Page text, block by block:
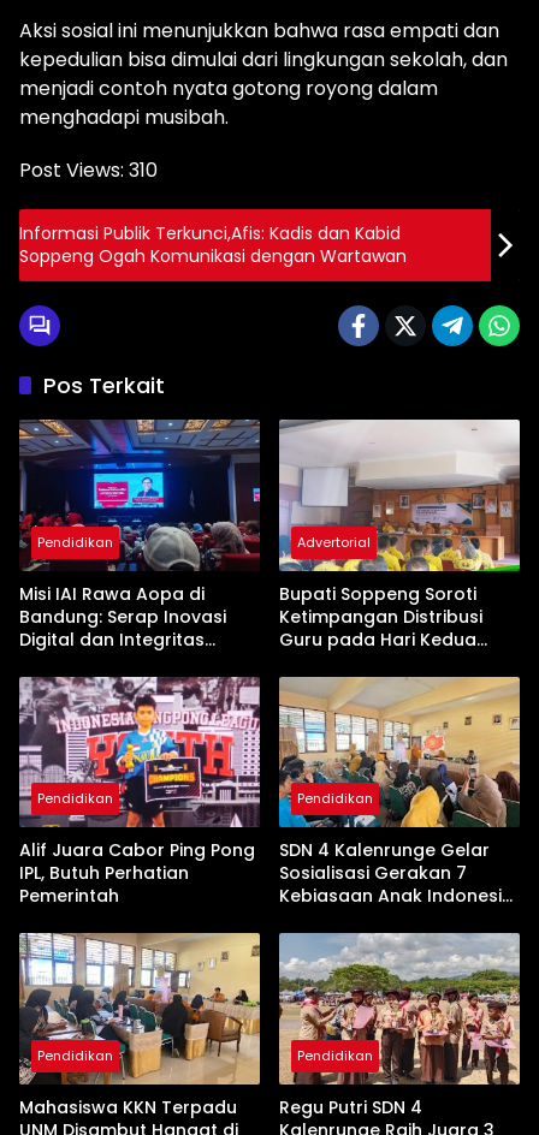
Aksi sosial ini menunjukkan bahwa rasa empati dan
kepedulian bisa dimulai dari lingkungan sekolah, dan
menjadi contoh nyata gotong royong dalam
menghadapi musibah.
Post Views: 310
Informasi Publik Terkunci,Afis: Kadis dan Kabid
Soppeng Ogah Komunikasi dengan Wartawan
Pos Terkait
Pendidikan
Misi IAI Rawa Aopa di
Bandung: Serap Inovasi
Digital dan Integritas
Selatan
Advertorial
Bupati Soppeng Soroti
Ketimpangan Distribusi
Guru pada Hari Kedua
Pendidikan
Alif Juara Cabor Ping Pong
IPL, Butuh Perhatian
Pemerintah
Pendidikan
SDN 4 Kalenrunge Gelar
Sosialisasi Gerakan 7
Kebiasaan Anak Indonesia
Pendidikan
Mahasiswa KKN Terpadu
UNM Disambut Hangat di
Pendidikan
Regu Putri SDN 4
Kalenrunge Raih Juara 3